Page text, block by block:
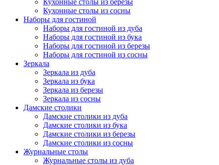
Кухонные столы из березы
Кухонные столы из сосны
Наборы для гостиной
Наборы для гостиной из дуба
Наборы для гостиной из бука
Наборы для гостиной из березы
Наборы для гостиной из сосны
Зеркала
Зеркала из дуба
Зеркала из бука
Зеркала из березы
Зеркала из сосны
Дамские столики
Дамские столики из дуба
Дамские столики из бука
Дамские столики из березы
Дамские столики из сосны
Журнальные столы
Журнальные столы из дуба